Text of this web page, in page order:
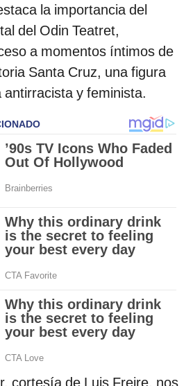
la importancia del
del Odin Teatret,
a momentos íntimos de
Santa Cruz, una figura
antirracista y feminista.
cortesía de Luis Freire, nos